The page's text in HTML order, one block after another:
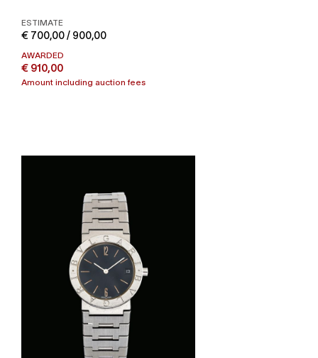
ESTIMATE
€ 700,00 / 900,00
AWARDED
€ 910,00
Amount including auction fees